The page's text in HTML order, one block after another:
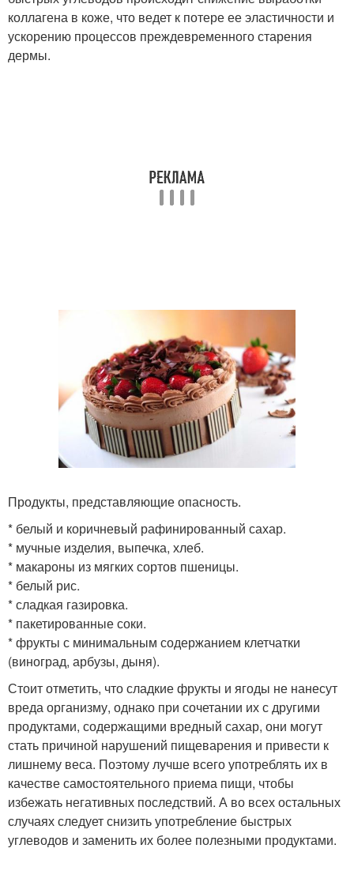
коллагена в коже, что ведет к потере ее эластичности и
ускорению процессов преждевременного старения
дермы.
Продукты, представляющие опасность.
* белый и коричневый рафинированный сахар.
* мучные изделия, выпечка, хлеб.
* макароны из мягких сортов пшеницы.
* белый рис.
* сладкая газировка.
* пакетированные соки.
* фрукты с минимальным содержанием клетчатки
(виноград, арбузы, дыня).
Стоит отметить, что сладкие фрукты и ягоды не нанесут
вреда организму, однако при сочетании их с другими
продуктами, содержащими вредный сахар, они могут
стать причиной нарушений пищеварения и привести к
лишнему веса. Поэтому лучше всего употреблять их в
качестве самостоятельного приема пищи, чтобы
избежать негативных последствий. А во всех остальных
случаях следует снизить употребление быстрых
углеводов и заменить их более полезными продуктами.